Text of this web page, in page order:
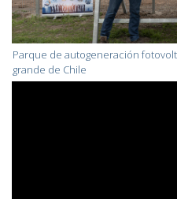
Parque de autogeneración
grande de Chile